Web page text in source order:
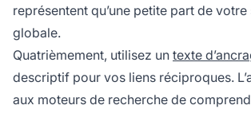
représentent qu’une petite part de
globale.
Quatrièmement, utilisez un texte
descriptif pour vos liens réciproques.
aux moteurs de recherche de